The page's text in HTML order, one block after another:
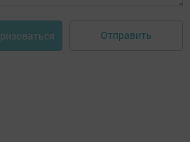
Отправить